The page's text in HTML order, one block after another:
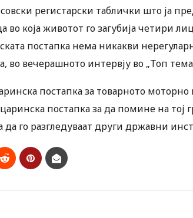
регистарски таблички што ја
во која животот го загубија четири
постапка нема никакви
вечерашното интервју во „Топ
постапка за товарното моторно
постапка за да помине на
да го разгледуваат други државни